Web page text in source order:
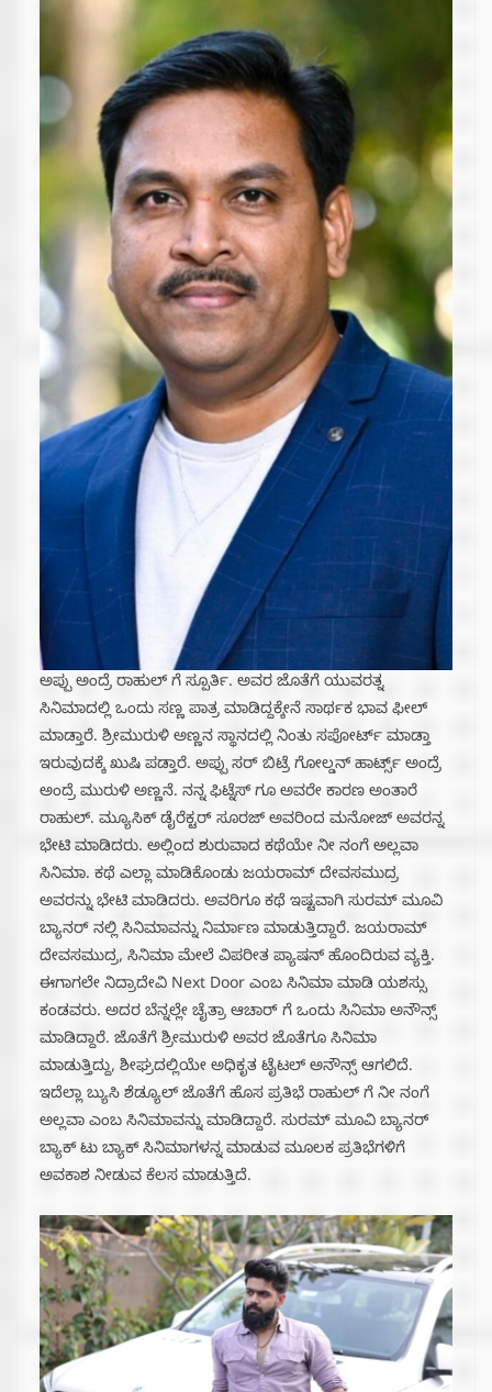
ಅಪ್ಪು ಅಂದ್ರೆ ರಾಹುಲ್ ಗೆ ಸ್ಪೂರ್ತಿ. ಅವರ ಜೊತೆಗೆ ಯುವರತ್ನ
ಸಿನಿಮಾದಲ್ಲಿ ಒಂದು ಸಣ್ಣ ಪಾತ್ರ ಮಾಡಿದ್ದಕ್ಕೇನೆ ಸಾರ್ಥಕ ಭಾವ ಫೀಲ್
ಮಾಡ್ತಾರೆ. ಶ್ರೀಮುರುಳಿ ಅಣ್ಣನ ಸ್ಥಾನದಲ್ಲಿ ನಿಂತು ಸಪೋರ್ಟ್ ಮಾಡ್ತಾ
ಇರುವುದಕ್ಕೆ ಖುಷಿ ಪಡ್ತಾರೆ. ಅಪ್ಪು ಸರ್ ಬಿಟ್ರೆ ಗೋಲ್ಡನ್ ಹಾರ್ಟ್ಸ್ ಅಂದ್ರೆ
ಅಂದ್ರೆ ಮುರುಳಿ ಅಣ್ಣನೆ. ನನ್ನ ಫಿಟ್ನೆಸ್ ಗೂ ಅವರೇ ಕಾರಣ ಅಂತಾರೆ
ರಾಹುಲ್. ಮ್ಯೂಸಿಕ್ ಡೈರೆಕ್ಟರ್ ಸೂರಜ್ ಅವರಿಂದ ಮನೋಜ್ ಅವರನ್ನ
ಭೇಟಿ ಮಾಡಿದರು. ಅಲ್ಲಿಂದ ಶುರುವಾದ ಕಥೆಯೇ ನೀ ನಂಗೆ ಅಲ್ಲವಾ
ಸಿನಿಮಾ. ಕಥೆ ಎಲ್ಲಾ ಮಾಡಿಕೊಂಡು ಜಯರಾಮ್ ದೇವಸಮುದ್ರ
ಅವರನ್ನು ಭೇಟಿ ಮಾಡಿದರು. ಅವರಿಗೂ ಕಥೆ ಇಷ್ಟವಾಗಿ ಸುರಮ್ ಮೂವಿ
ಬ್ಯಾನರ್ ನಲ್ಲಿ ಸಿನಿಮಾವನ್ನು ನಿರ್ಮಾಣ ಮಾಡುತ್ತಿದ್ದಾರೆ. ಜಯರಾಮ್
ದೇವಸಮುದ್ರ, ಸಿನಿಮಾ ಮೇಲೆ ವಿಪರೀತ ಪ್ಯಾಷನ್ ಹೊಂದಿರುವ ವ್ಯಕ್ತಿ.
ಈಗಾಗಲೇ ನಿದ್ರಾದೇವಿ Next Door ಎಂಬ ಸಿನಿಮಾ ಮಾಡಿ ಯಶಸ್ಸು
ಕಂಡವರು. ಅದರ ಬೆನ್ನಲ್ಲೇ ಚೈತ್ರಾ ಆಚಾರ್ ಗೆ ಒಂದು ಸಿನಿಮಾ ಅನೌನ್ಸ್
ಮಾಡಿದ್ದಾರೆ. ಜೊತೆಗೆ ಶ್ರೀಮುರುಳಿ ಅವರ ಜೊತೆಗೂ ಸಿನಿಮಾ
ಮಾಡುತ್ತಿದ್ದು, ಶೀಘ್ರದಲ್ಲಿಯೇ ಅಧಿಕೃತ ಟೈಟಲ್ ಅನೌನ್ಸ್ ಆಗಲಿದೆ.
ಇದೆಲ್ಲಾ ಬ್ಯುಸಿ ಶೆಡ್ಯೂಲ್ ಜೊತೆಗೆ ಹೊಸ ಪ್ರತಿಭೆ ರಾಹುಲ್ ಗೆ ನೀ ನಂಗೆ
ಅಲ್ಲವಾ ಎಂಬ ಸಿನಿಮಾವನ್ನು ಮಾಡಿದ್ದಾರೆ. ಸುರಮ್ ಮೂವಿ ಬ್ಯಾನರ್
ಬ್ಯಾಕ್ ಟು ಬ್ಯಾಕ್ ಸಿನಿಮಾಗಳನ್ನ ಮಾಡುವ ಮೂಲಕ ಪ್ರತಿಭೆಗಳಿಗೆ
ಅವಕಾಶ ನೀಡುವ ಕೆಲಸ ಮಾಡುತ್ತಿದೆ.